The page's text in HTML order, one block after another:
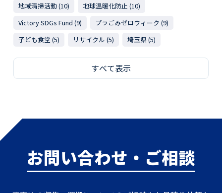
地域清掃活動 (10)
地球温暖化防止 (10)
Victory SDGs Fund (9)
プラごみゼロウィーク (9)
子ども食堂 (5)
リサイクル (5) 埼玉県 (5)
すべて表示
お問い合わせ・ご相談